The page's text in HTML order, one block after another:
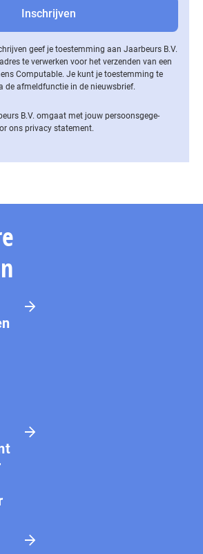
geef je toestemming aan Jaarbeurs B.V.
te verwerken voor het verzenden van een
Computable. Je kunt je toestemming te
de af­meld­func­tie in de nieuwsbrief.
B.V. omgaat met jouw per­soons­ge­ge­
ons privacy statement.